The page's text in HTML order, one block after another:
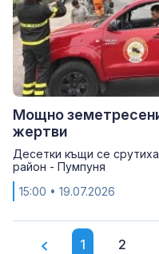
Мощно
жертви
Десетки къщи се
район - Пумпуня
15:00 • 19.07.2026
1 2